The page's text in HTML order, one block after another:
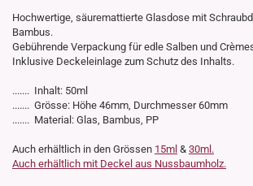
Hochwertige, säuremattierte Glasdose mit
Bambus.
Gebührende Verpackung für edle Salben und
Inklusive Deckeleinlage zum Schutz des Inhalts.
....... Inhalt: 50ml
....... Grösse: Höhe 46mm, Durchmesser 60mm
....... Material: Glas, Bambus, PP
Auch erhältlich in den Grössen 15ml & 30ml.
Auch erhältlich mit Deckel aus Nussbaumholz.